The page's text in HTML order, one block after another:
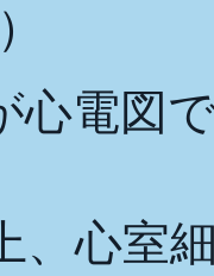
心電図
、心室